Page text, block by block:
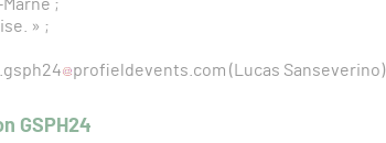
Marne ;
» ;
profieldevents.com (Lucas Sanseverino)
GSPH24